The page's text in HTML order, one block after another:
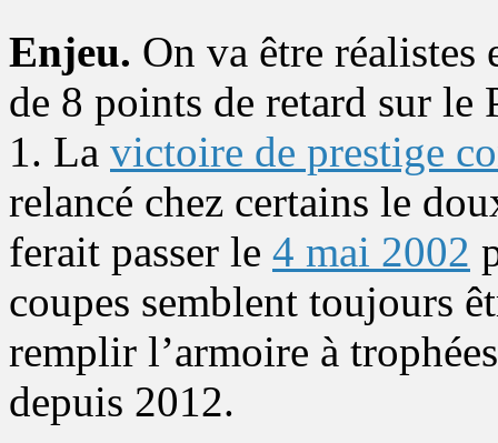
Enjeu. On va être réalistes
de 8 points de retard sur
1. La victoire de prestige
relancé chez certains le
ferait passer le 4 mai 2002
coupes semblent toujours
remplir l’armoire à
depuis 2012.